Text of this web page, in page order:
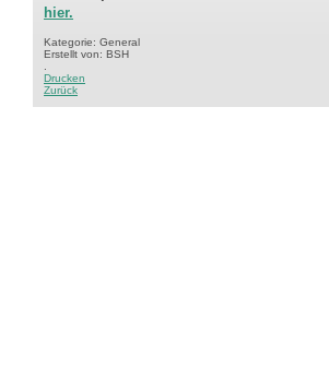
hier.
Kategorie: General
Erstellt von: BSH
Drucken
Zurück